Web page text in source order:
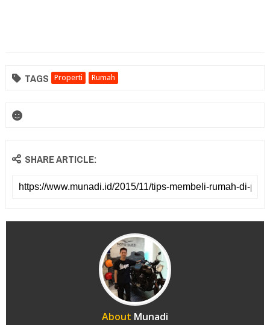
TAGS Properti Rumah
SHARE ARTICLE:
About Munadi